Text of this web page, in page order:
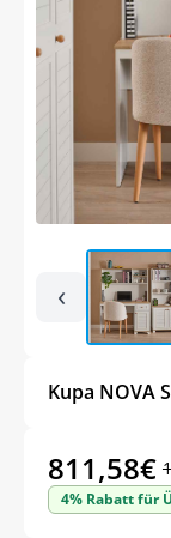
‹
Kupa NOVA
Preis
811,58€
Preis
4% Rabatt für